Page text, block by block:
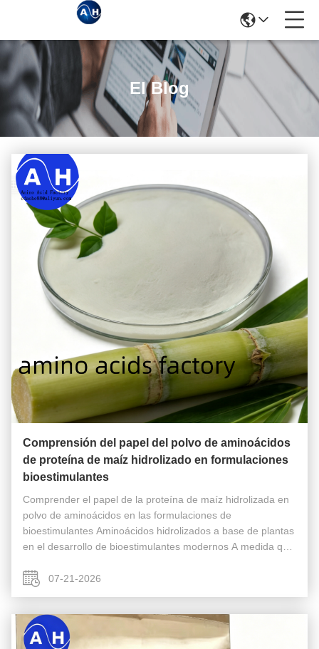
El Blog
Comprensión del papel del polvo de aminoácidos
de proteína de maíz hidrolizado en formulaciones
bioestimulantes
Comprender el papel de la proteína de maíz hidrolizada en
polvo de aminoácidos en las formulaciones de
bioestimulantes Aminoácidos hidrolizados a base de plantas
en el desarrollo de bioestimulantes modernos A medida que
de los nutrientes y ...
07-21-2026